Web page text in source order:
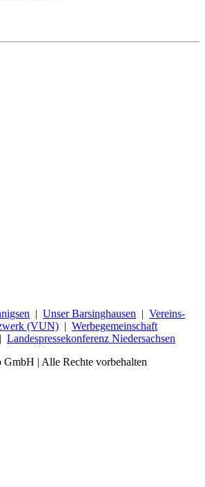
| Unser Barsinghausen | Vereins-
(VUN) | Werbegemeinschaft
| Landespressekonferenz Niedersachsen
| Alle Rechte vorbehalten